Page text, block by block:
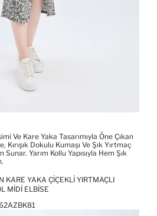
Ve Kare Yaka Tasarımıyla Öne Çıkan
Dokulu Kumaşı Ve Şık Yırtmaç
Yarım Kollu Yapısıyla Hem Şık
KARE YAKA ÇIÇEKLI YIRTMAÇLI
MIDI ELBISE